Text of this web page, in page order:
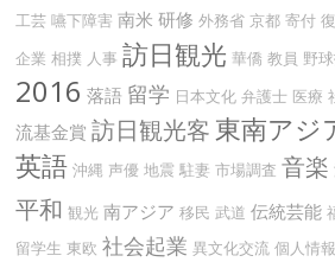
工芸 嚥下障害 南米 研修 外務省 京都 寄付
企業 相撲 人事 訪日観光 華僑 教員 野
2016 落語 留学 日本文化 弁護士 医療
流基金賞 訪日観光客 東南アジ
英語 沖縄 声優 地震 駐妻 市場調査 音楽
平和 観光 南アジア 移民 武道 伝統芸能
留学生 東欧 社会起業 異文化交流 個人情